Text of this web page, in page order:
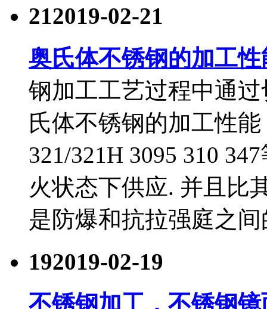
212019-02-21
奥氏体不锈钢的加工性
钢加工工艺过程中通
氏体不锈钢的加工性能
321/321H 3095 310
火状态下供应. 并且比
是防爆和抗拉强庭之
192019-02-19
不锈钢加工，不锈钢镜